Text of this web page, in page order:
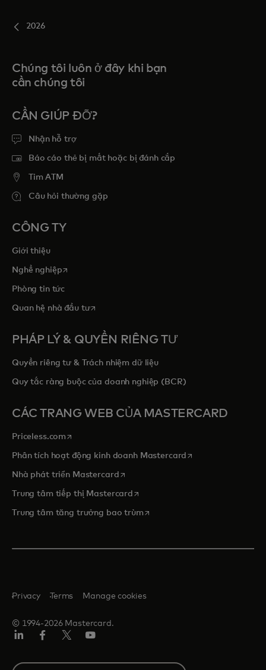
2026
Chúng tôi luôn ở đây khi bạn
cần chúng tôi
CẦN GIÚP ĐỠ?
Nhận hỗ trợ
Báo cáo thẻ bị mất hoặc bị đánh cắp
Tim ATM
Câu hỏi thường gặp
CÔNG TY
Giới thiệu
Nghề nghiệpopens in a new tab
Phòng tin tức
Quan hệ nhà đầu tưopens in a new tab
PHÁP LÝ & QUYỀN RIÊNG TƯ
Quyền riêng tư & Trách nhiệm dữ liệu
Quy tắc ràng buộc của doanh nghiệp (BCR)
CÁC TRANG WEB CỦA MASTERCARD
Priceless.com opens in a new tab
Phân tích hoạt động kinh doanh Mastercard opens in a new tab
Nhà phát triển Mastercardopens in a new tab
Trung tâm tiếp thị Mastercardopens in a new tab
Trung tâm tăng trưởng bao trùmopens in a new tab
© 1994-2026 Mastercard.
Privacy Terms Manage cookies
Select